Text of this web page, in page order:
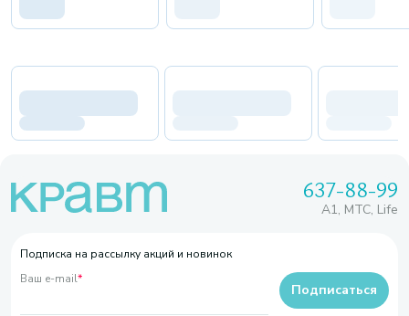
637-88-99
A1, МТС, Life
Подписка на рассылку акций и новинок
Ваш e-mail*
Подписаться